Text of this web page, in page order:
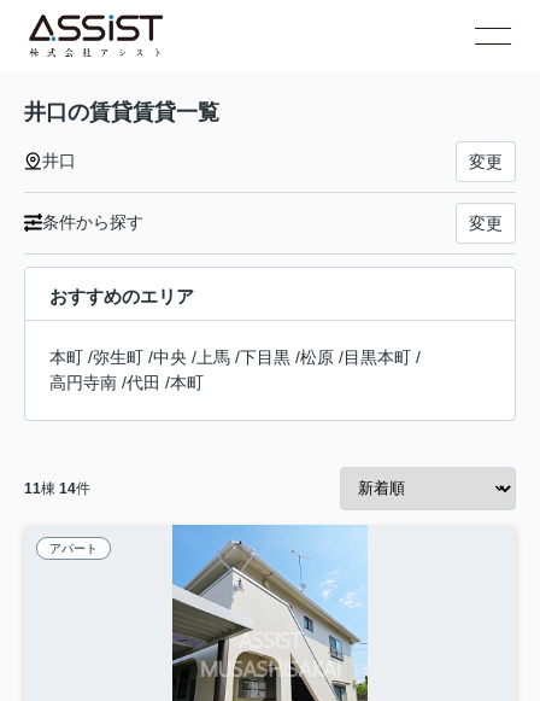
井口の賃貸賃貸一覧
井口 変更
条件から探す 変更
おすすめのエリア
本町 /弥生町 /中央 / 上馬 /下目黒 /松原 /目黒本町 /
高円寺南 /代田 /本町
11棟 14件
アパート